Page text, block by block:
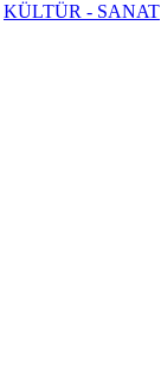
KÜLTÜR - SANAT